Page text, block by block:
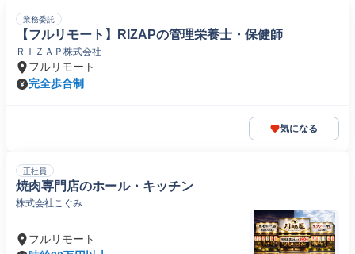
業務委託
【フルリモート】RIZAPの管理栄養士・保健師
ＲＩＺＡＰ株式会社
フルリモート
完全歩合制
気になる
正社員
焼肉専門店のホール・キッチン
株式会社こぐみ
フルリモート